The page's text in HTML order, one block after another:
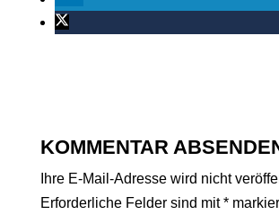
KOMMENTAR
Ihre E-Mail-Adresse wird nicht
Erforderliche Felder sind mit*